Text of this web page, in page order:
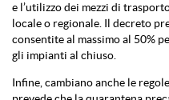
e l’utilizzo dei mezzi di
locale o regionale. Il decreto
consentite al massimo al 50%
gli impianti al chiuso.
Infine, cambiano anche le